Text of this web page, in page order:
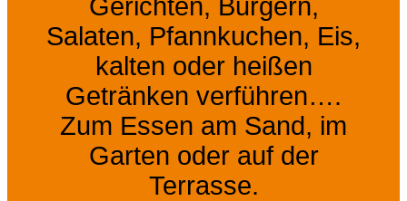
Gerichten, Burgern,
Salaten, Pfannkuchen, Eis,
kalten oder heißen
Getränken verführen….
Zum Essen am Sand, im
Garten oder auf der
Terrasse.